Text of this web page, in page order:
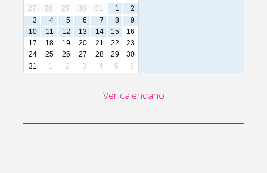
27
28 29 30 31 1
2
3
4 5 6 7 8
9
10
11 12 13 14 15
16
17
18 19 20 21 22
23
24
25 26 27 28 29
30
31
1 2 3 4 5 6
Ver calendario